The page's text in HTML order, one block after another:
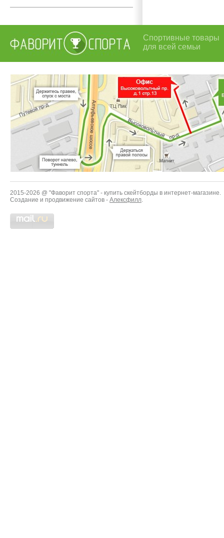
Спортивные товары
для всей семьи
2015-2026 @ "Фаворит спорта" - купить скейтборды в интернет-магазине.
Создание и продвижение сайтов - Алексфилл.